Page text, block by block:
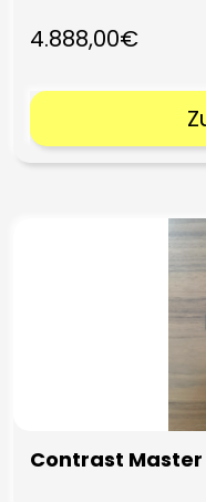
4.888,00€
Contrast Master